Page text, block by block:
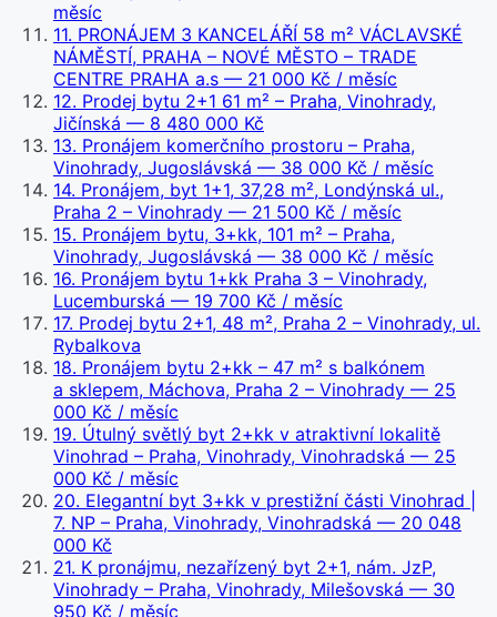
měsíc
11. PRONÁJEM 3 KANCELÁŘÍ 58 m² VÁCLAVSKÉ
NÁMĚSTÍ, PRAHA – NOVÉ MĚSTO – TRADE
CENTRE PRAHA a.s — 21 000 Kč / měsíc
12. Prodej bytu 2+1 61 m² – Praha, Vinohrady,
Jičínská — 8 480 000 Kč
13. Pronájem komerčního prostoru – Praha,
Vinohrady, Jugoslávská — 38 000 Kč / měsíc
14. Pronájem, byt 1+1, 37,28 m², Londýnská ul.,
Praha 2 – Vinohrady — 21 500 Kč / měsíc
15. Pronájem bytu, 3+kk, 101 m² – Praha,
Vinohrady, Jugoslávská — 38 000 Kč / měsíc
16. Pronájem bytu 1+kk Praha 3 – Vinohrady,
Lucemburská — 19 700 Kč / měsíc
17. Prodej bytu 2+1, 48 m², Praha 2 – Vinohrady, ul.
Rybalkova
18. Pronájem bytu 2+kk – 47 m² s balkónem
a sklepem, Máchova, Praha 2 – Vinohrady — 25
000 Kč / měsíc
19. Útulný světlý byt 2+kk v atraktivní lokalitě
Vinohrad – Praha, Vinohrady, Vinohradská — 25
000 Kč / měsíc
20. Elegantní byt 3+kk v prestižní části Vinohrad |
7. NP – Praha, Vinohrady, Vinohradská — 20 048
000 Kč
21. K pronájmu, nezařízený byt 2+1, nám. JzP,
Vinohrady – Praha, Vinohrady, Milešovská — 30
950 Kč / měsíc